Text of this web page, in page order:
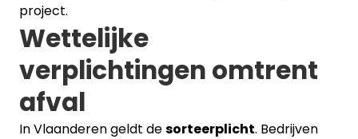
project.
Wettelijke
verplichtingen omtrent
afval
In Vlaanderen geldt desorteerplicht. Bedrijven